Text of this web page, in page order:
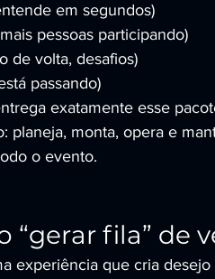
em segundos)
pessoas participando)
de volta, desafios)
passando)
exatamente esse
planeja, monta, opera e
o evento.
“gerar fila” de
experiência que cria